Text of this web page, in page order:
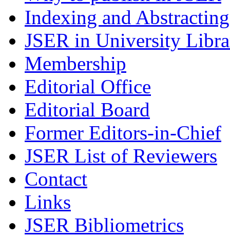
Indexing and Abstracting
JSER in University
Membership
Editorial Office
Editorial Board
Former Editors-in-Chief
JSER List of Reviewers
Contact
Links
JSER Bibliometrics